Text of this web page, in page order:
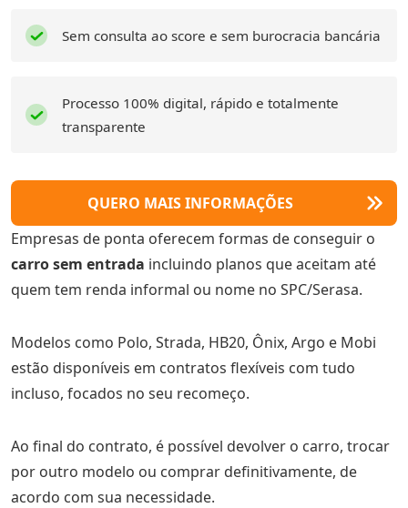
Sem consulta ao score e sem burocracia bancária
Processo 100% digital, rápido e totalmente
transparente
QUERO MAIS INFORMAÇÕES
Empresas de ponta oferecem formas de conseguir o
carro sem entrada incluindo planos que aceitam até
quem tem renda informal ou nome no SPC/Serasa.
Modelos como Polo, Strada, HB20, Ônix, Argo e Mobi
estão disponíveis em contratos flexíveis com tudo
incluso, focados no seu recomeço.
Ao final do contrato, é possível devolver o carro, trocar
por outro modelo ou comprar definitivamente, de
acordo com sua necessidade.